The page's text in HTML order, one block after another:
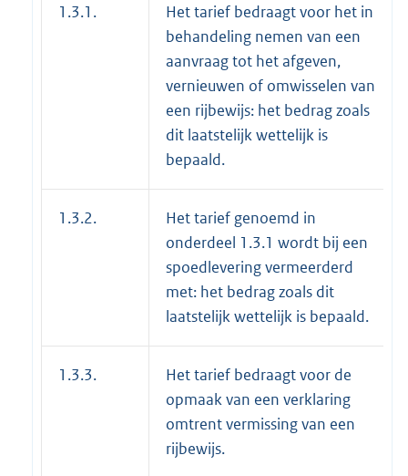
1.3.1.
Het tarief bedraagt voor het in
behandeling nemen van een
aanvraag tot het afgeven,
vernieuwen of omwisselen van
een rijbewijs: het bedrag zoals
dit laatstelijk wettelijk is
bepaald.
1.3.2.
Het tarief genoemd in
onderdeel 1.3.1 wordt bij een
spoedlevering vermeerderd
met: het bedrag zoals dit
laatstelijk wettelijk is bepaald.
1.3.3.
Het tarief bedraagt voor de
opmaak van een verklaring
omtrent vermissing van een
rijbewijs.